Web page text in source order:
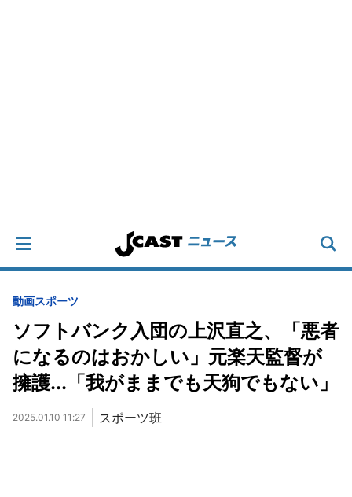
動画スポーツ
ソフトバンク入団の上沢直之、「悪者
になるのはおかしい」元楽天監督が
擁護...「我がままでも天狗でもない」
2025.01.10 11:27 スポーツ班